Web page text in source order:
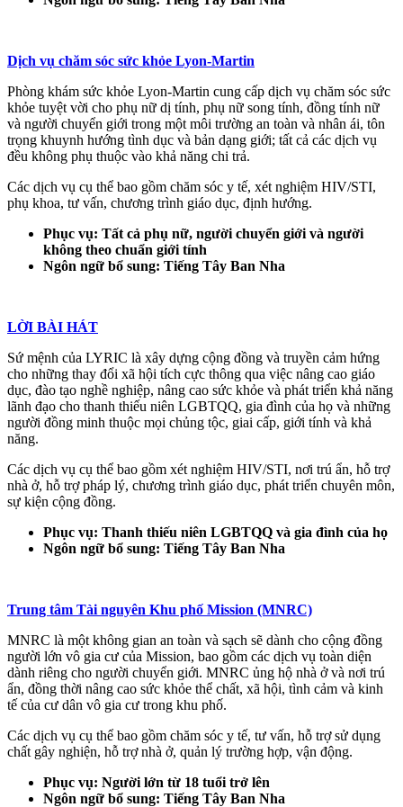
Dịch vụ chăm sóc sức khỏe Lyon-Martin
Phòng khám sức khỏe Lyon-Martin cung cấp dịch vụ chăm sóc sức
khỏe tuyệt vời cho phụ nữ dị tính, phụ nữ song tính, đồng tính nữ
và người chuyển giới trong một môi trường an toàn và nhân ái, tôn
trọng khuynh hướng tình dục và bản dạng giới; tất cả các dịch vụ
đều không phụ thuộc vào khả năng chi trả.
Các dịch vụ cụ thể bao gồm chăm sóc y tế, xét nghiệm HIV/STI,
phụ khoa, tư vấn, chương trình giáo dục, định hướng.
Phục vụ: Tất cả phụ nữ, người chuyển giới và người
không theo chuẩn giới tính
Ngôn ngữ bổ sung: Tiếng Tây Ban Nha
LỜI BÀI HÁT
Sứ mệnh của LYRIC là xây dựng cộng đồng và truyền cảm hứng
cho những thay đổi xã hội tích cực thông qua việc nâng cao giáo
dục, đào tạo nghề nghiệp, nâng cao sức khỏe và phát triển khả năng
lãnh đạo cho thanh thiếu niên LGBTQQ, gia đình của họ và những
người đồng minh thuộc mọi chủng tộc, giai cấp, giới tính và khả
năng.
Các dịch vụ cụ thể bao gồm xét nghiệm HIV/STI, nơi trú ẩn, hỗ trợ
nhà ở, hỗ trợ pháp lý, chương trình giáo dục, phát triển chuyên môn,
sự kiện cộng đồng.
Phục vụ: Thanh thiếu niên LGBTQQ và gia đình của họ
Ngôn ngữ bổ sung: Tiếng Tây Ban Nha
Trung tâm Tài nguyên Khu phố Mission (MNRC)
MNRC là một không gian an toàn và sạch sẽ dành cho cộng đồng
người lớn vô gia cư của Mission, bao gồm các dịch vụ toàn diện
dành riêng cho người chuyển giới. MNRC ủng hộ nhà ở và nơi trú
ẩn, đồng thời nâng cao sức khỏe thể chất, xã hội, tình cảm và kinh
tế của cư dân vô gia cư trong khu phố.
Các dịch vụ cụ thể bao gồm chăm sóc y tế, tư vấn, hỗ trợ sử dụng
chất gây nghiện, hỗ trợ nhà ở, quản lý trường hợp, vận động.
Phục vụ: Người lớn từ 18 tuổi trở lên
Ngôn ngữ bổ sung: Tiếng Tây Ban Nha